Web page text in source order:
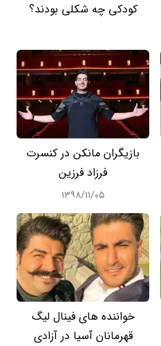
کودکی چه شکلی بودند؟
بازیگران مانکن در کنسرت
فرزاد فرزین
۱۳۹۸/۱۱/۰۵
خواننده های فینال لیگ
قهرمانان آسیا در آزادی